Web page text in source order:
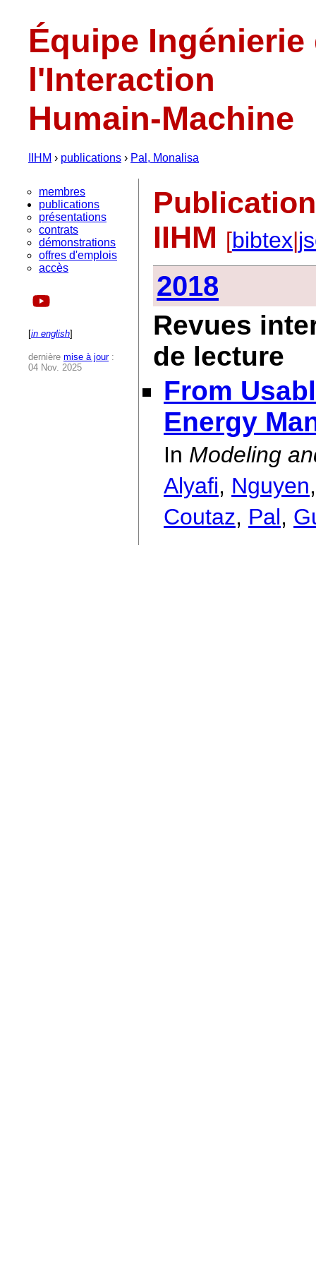
Équipe Ingénierie
l'Interaction
Humain-Machine
IIHM › publications › Pal, Monalisa
membres
publications
présentations
contrats
démonstrations
offres d'emplois
accès
[in english]
dernière mise à jour:
04 Nov. 2025
IIHM [bibtex|
2018
Revues
de lecture
From
Energy
In Modeling
Alyafi, Nguyen
Coutaz, Pal,